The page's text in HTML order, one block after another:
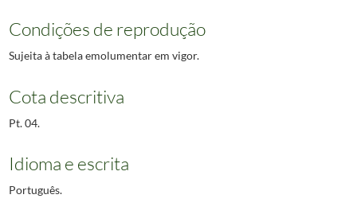
Condições de reprodução
Sujeita à tabela emolumentar em vigor.
Cota descritiva
Pt. 04.
Idioma e escrita
Português.